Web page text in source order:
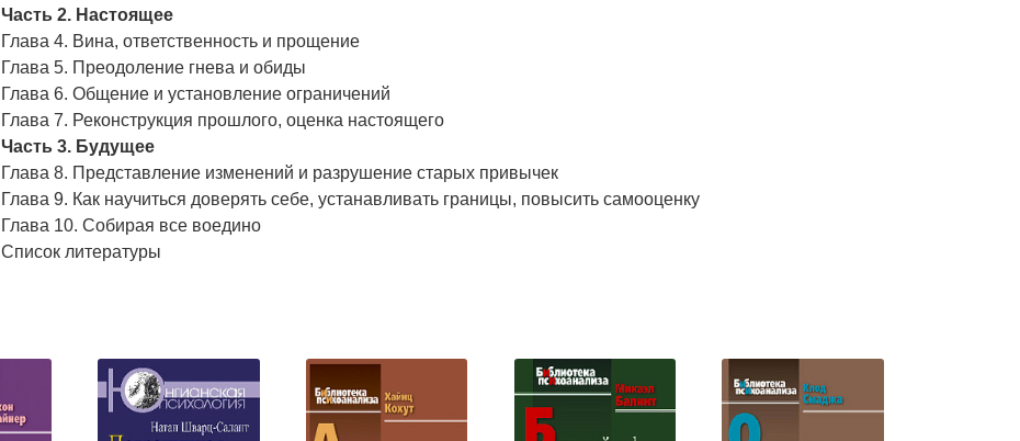
Часть 2. Настоящее
Глава 4. Вина, ответственность и прощение
Глава 5. Преодоление гнева и обиды
Глава 6. Общение и установление ограничений
Глава 7. Реконструкция прошлого, оценка настоящего
Часть 3. Будущее
Глава 8. Представление изменений и разрушение старых привычек
Глава 9. Как научиться доверять себе, устанавливать границы, повысить самооценку
Глава 10. Собирая все воедино
Список литературы